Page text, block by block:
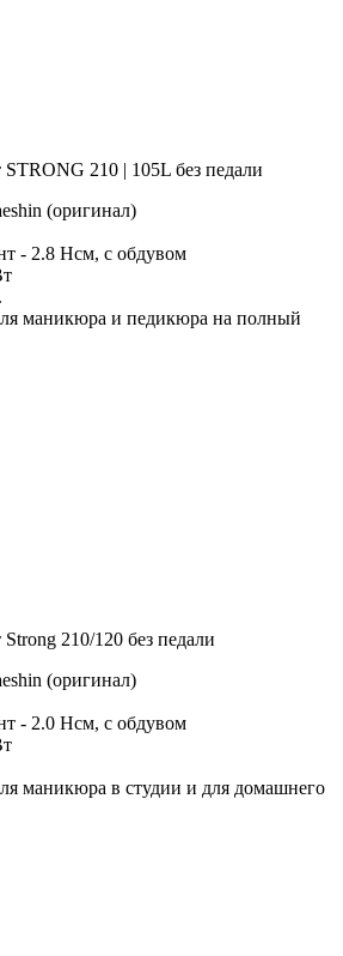
210 | 105L без педали
(оригинал)
- 2.8 Нсм, с обдувом
маникюра и педикюра на полный
210/120 без педали
(оригинал)
- 2.0 Нсм, с обдувом
маникюра в студии и для домашнего